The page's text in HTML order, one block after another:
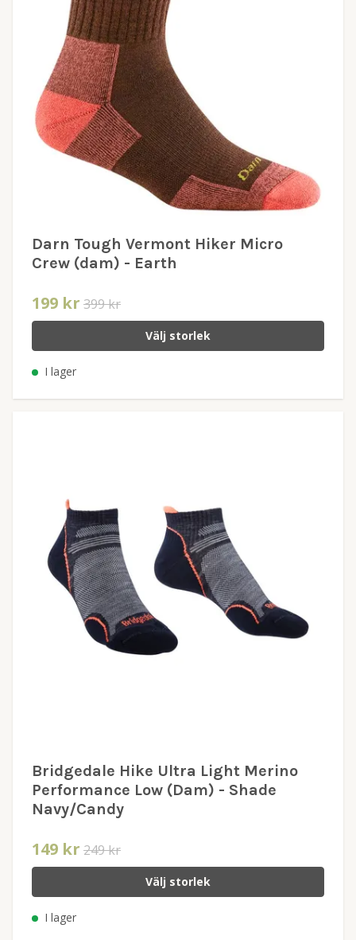
Darn Tough Vermont Hiker Micro
Crew (dam) - Earth
199 kr 399 kr
Välj storlek
I lager
Bridgedale Hike Ultra Light Merino
Performance Low (Dam) - Shade
Navy/Candy
149 kr 249 kr
Välj storlek
I lager